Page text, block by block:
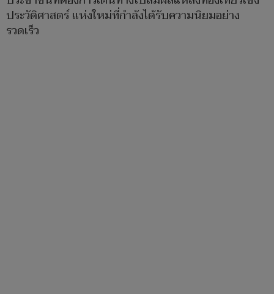
ประวัติศาสตร์ แห่งใหม่ที่กำลังได้รับความนิยมอย่าง
รวดเร็ว